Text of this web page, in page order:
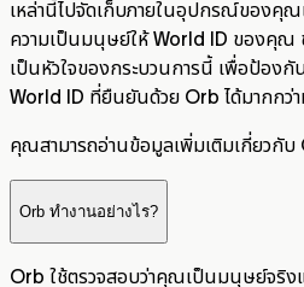
เหล่านี้ไปจัดเก็บภายในอุปกรณ์ของคุณ
ความเป็นมนุษย์ให้ World ID ของคุ
เป็นหัวใจของกระบวนการนี้ เพื่อป้องกั
World ID ที่ยืนยันด้วย Orb ได้มากก
คุณสามารถอ่านข้อมูลเพิ่มเติมเกี่ยวกับ
Orb ทำงานอย่างไร?
Orb ใช้ตรวจสอบว่าคุณเป็นมนุษย์จริงแ